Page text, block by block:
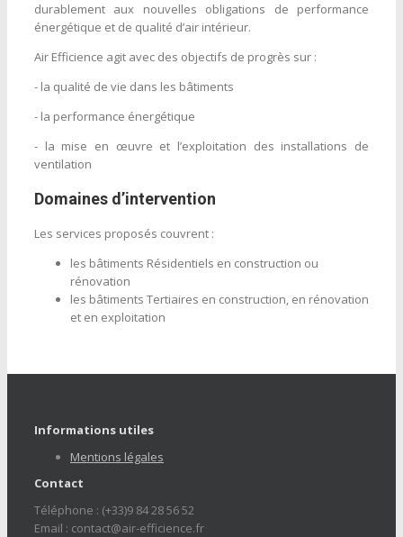
durablement aux nouvelles obligations de performance
énergétique et de qualité d’air intérieur.
Air Efficience agit avec des objectifs de progrès sur :
- la qualité de vie dans les bâtiments
- la performance énergétique
- la mise en œuvre et l’exploitation des installations de
ventilation
Domaines d’intervention
Les services proposés couvrent :
les bâtiments Résidentiels en construction ou
rénovation
les bâtiments Tertiaires en construction, en rénovation
et en exploitation
Informations utiles
Mentions légales
Contact
Téléphone : (+33)9 84 28 56 52
Email : contact@air-efficience.fr